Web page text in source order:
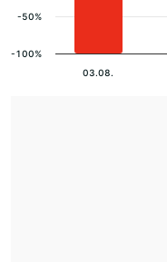
03.08.
-100%
-50%